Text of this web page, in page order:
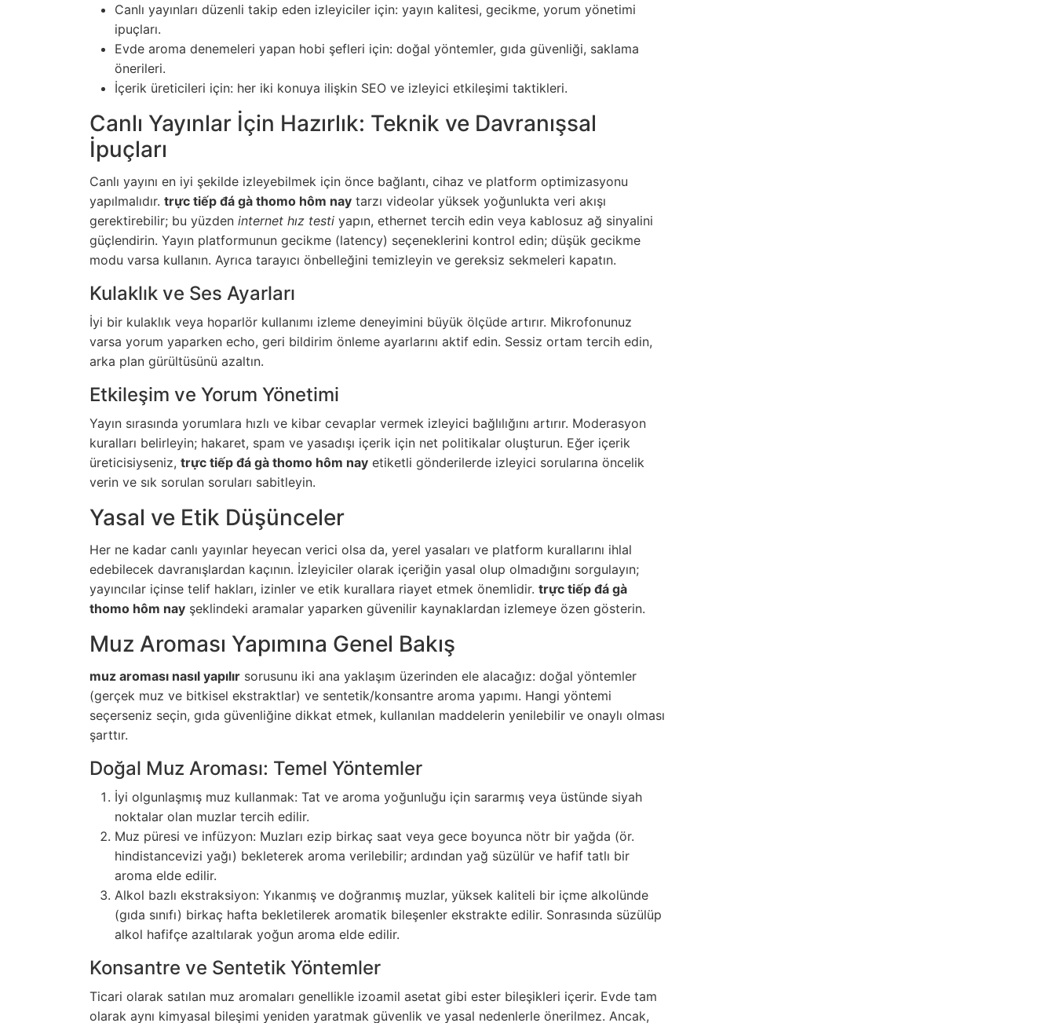
Canlı yayınları düzenli takip eden izleyiciler için: yayın kalitesi, gecikme, yorum yönetimi
ipuçları.
Evde aroma denemeleri yapan hobi şefleri için: doğal yöntemler, gıda güvenliği, saklama
önerileri.
İçerik üreticileri için: her iki konuya ilişkin SEO ve izleyici etkileşimi taktikleri.
Canlı Yayınlar İçin Hazırlık: Teknik ve Davranışsal
İpuçları
Canlı yayını en iyi şekilde izleyebilmek için önce bağlantı, cihaz ve platform optimizasyonu
yapılmalıdır. trực tiếp đá gà thomo hôm nay tarzı videolar yüksek yoğunlukta veri akışı
gerektirebilir; bu yüzden internet hız testi yapın, ethernet tercih edin veya kablosuz ağ sinyalini
güçlendirin. Yayın platformunun gecikme (latency) seçeneklerini kontrol edin; düşük gecikme
modu varsa kullanın. Ayrıca tarayıcı önbelleğini temizleyin ve gereksiz sekmeleri kapatın.
Kulaklık ve Ses Ayarları
İyi bir kulaklık veya hoparlör kullanımı izleme deneyimini büyük ölçüde artırır. Mikrofonunuz
varsa yorum yaparken echo, geri bildirim önleme ayarlarını aktif edin. Sessiz ortam tercih edin,
arka plan gürültüsünü azaltın.
Etkileşim ve Yorum Yönetimi
Yayın sırasında yorumlara hızlı ve kibar cevaplar vermek izleyici bağlılığını artırır. Moderasyon
kuralları belirleyin; hakaret, spam ve yasadışı içerik için net politikalar oluşturun. Eğer içerik
üreticisiyseniz, trực tiếp đá gà thomo hôm nay etiketli gönderilerde izleyici sorularına öncelik
verin ve sık sorulan soruları sabitleyin.
Yasal ve Etik Düşünceler
Her ne kadar canlı yayınlar heyecan verici olsa da, yerel yasaları ve platform kurallarını ihlal
edebilecek davranışlardan kaçının. İzleyiciler olarak içeriğin yasal olup olmadığını sorgulayın;
yayıncılar içinse telif hakları, izinler ve etik kurallara riayet etmek önemlidir. trực tiếp đá gà
thomo hôm nay şeklindeki aramalar yaparken güvenilir kaynaklardan izlemeye özen gösterin.
Muz Aroması Yapımına Genel Bakış
muz aroması nasıl yapılır sorusunu iki ana yaklaşım üzerinden ele alacağız: doğal yöntemler
(gerçek muz ve bitkisel ekstraktlar) ve sentetik/konsantre aroma yapımı. Hangi yöntemi
seçerseniz seçin, gıda güvenliğine dikkat etmek, kullanılan maddelerin yenilebilir ve onaylı olması
şarttır.
Doğal Muz Aroması: Temel Yöntemler
İyi olgunlaşmış muz kullanmak: Tat ve aroma yoğunluğu için sararmış veya üstünde siyah
noktalar olan muzlar tercih edilir.
Muz püresi ve infüzyon: Muzları ezip birkaç saat veya gece boyunca nötr bir yağda (ör.
hindistancevizi yağı) bekleterek aroma verilebilir; ardından yağ süzülür ve hafif tatlı bir
aroma elde edilir.
Alkol bazlı ekstraksiyon: Yıkanmış ve doğranmış muzlar, yüksek kaliteli bir içme alkolünde
(gıda sınıfı) birkaç hafta bekletilerek aromatik bileşenler ekstrakte edilir. Sonrasında süzülüp
alkol hafifçe azaltılarak yoğun aroma elde edilir.
Konsantre ve Sentetik Yöntemler
Ticari olarak satılan muz aromaları genellikle izoamil asetat gibi ester bileşikleri içerir. Evde tam
olarak aynı kimyasal bileşimi yeniden yaratmak güvenlik ve yasal nedenlerle önerilmez. Ancak,